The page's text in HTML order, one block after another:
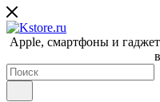
Apple, cмартфоны и